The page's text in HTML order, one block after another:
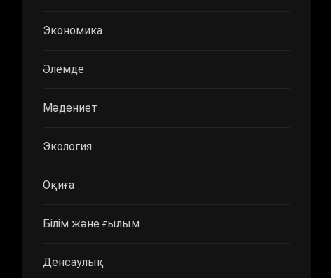
Экономика
Әлемде
Мәдениет
Экология
Оқиға
Білім және ғылым
Денсаулық